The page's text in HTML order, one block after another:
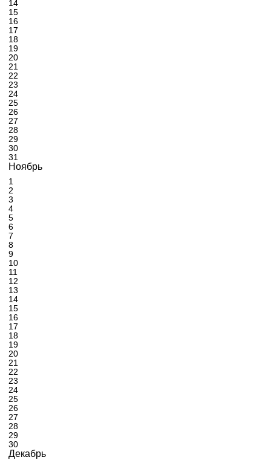
14
15
16
17
18
19
20
21
22
23
24
25
26
27
28
29
30
31
Ноябрь
1
2
3
4
5
6
7
8
9
10
11
12
13
14
15
16
17
18
19
20
21
22
23
24
25
26
27
28
29
30
Декабрь